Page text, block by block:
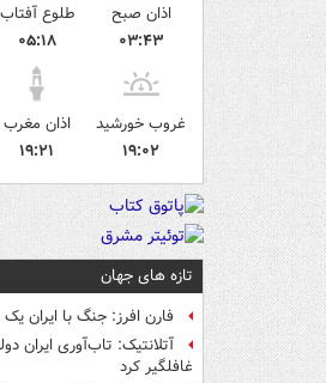
اذان صبح
۰۳:۴۳
طلوع آفتاب
۰۵:۱۸
غروب خورشید
۱۹:۰۲
اذان مغرب
۱۹:۲۱
تازه های جهان
فارن افرز: جنگ با ایران
آتلانتیک: تاب‌آوری ایران
غافلگیر کرد